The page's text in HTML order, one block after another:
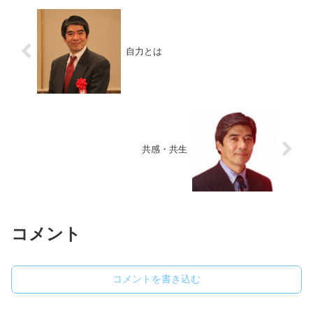
自力とは
共感・共生
コメント
コメントを書き込む